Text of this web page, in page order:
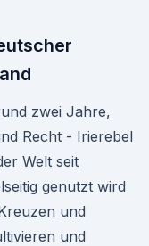
zwei Jahre,
Recht - Irierebel
Welt seit
genutzt wird
und
und